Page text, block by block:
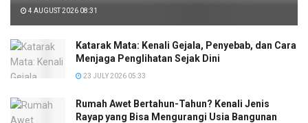
4 AUGUST 2026 08:31
Katarak Mata: Kenali Gejala, Penyebab, dan Cara
Menjaga Penglihatan Sejak Dini
23 JULY 2026 05:33
Rumah Awet Bertahun-Tahun? Kenali Jenis
Rayap yang Bisa Mengurangi Usia Bangunan